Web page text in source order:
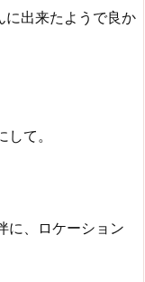
出来たようで良か
て。
に、ロケーション